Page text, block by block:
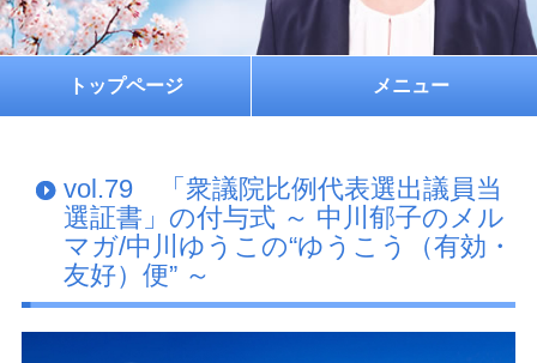
トップページ メニュー
プロフィール
お約束
メルマガ
Facebook
vol.79 「衆議院比例代表選出議員当
選証書」の付与式 ～ 中川郁子のメル
マガ/中川ゆうこの“ゆうこう（有効・
友好）便” ～